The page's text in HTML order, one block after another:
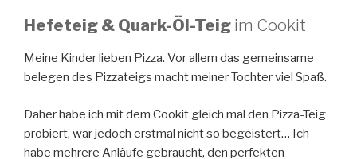
Hefeteig & Quark-Öl-Teig im Cookit
Meine Kinder lieben Pizza. Vor allem das gemeinsame
belegen des Pizzateigs macht meiner Tochter viel Spaß.
Daher habe ich mit dem Cookit gleich mal den Pizza-Teig
probiert, war jedoch erstmal nicht so begeistert… Ich
habe mehrere Anläufe gebraucht, den perfekten